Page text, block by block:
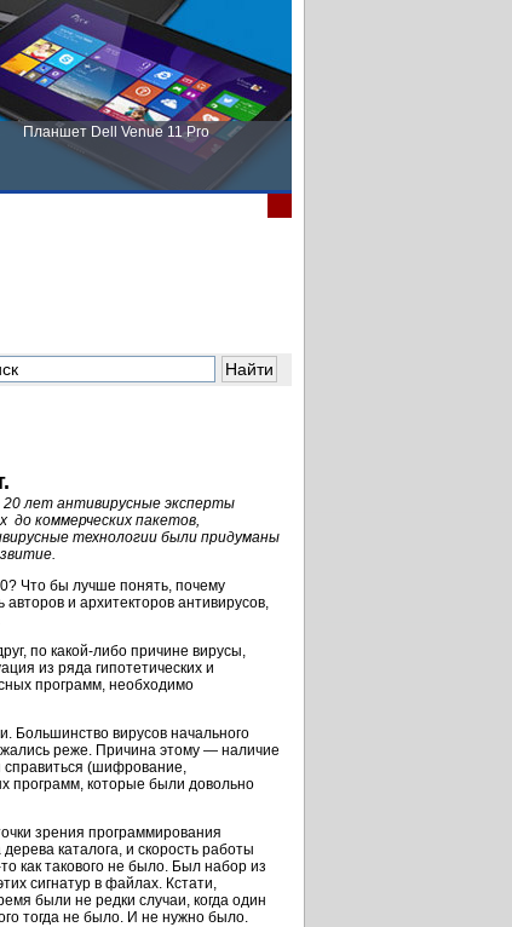
Планшет Dell Venue 11 Pro
лет антивирусные эксперты
коммерческих пакетов,
технологии были придуманы
Что бы лучше понять, почему
и архитекторов антивирусов,
по какой-либо причине вирусы,
из ряда гипотетических и
программ, необходимо
вирусов начального
реже. Причина этому — наличие
справиться (шифрование,
программ, которые были довольно
зрения программирования
каталога, и скорость работы
как такового не было. Был набор из
сигнатур в файлах. Кстати,
были не редки случаи, когда один
тогда не было. И не нужно было.